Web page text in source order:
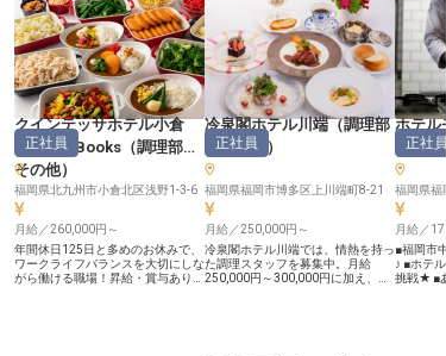
クインテッサホテル小倉
Comic&Books （調理部門
その他）
正社員
福岡県北九州市小倉北区浅野1-3-6
月給／260,000円～
年間休日125日と多めのお休みで、
ワークライフバランスを大切にしな
がら働ける職場！昇給・賞与あり、
冷泉閣ホテル川端（調理部
門その他 ）
正社員
福岡県福岡市博多区上川端町8-21
月給／250,000円～
冷泉閣ホテル川端では、情熱を持っ
た調理スタッフを募集中。月給
250,000円～300,000円に加え、役
ホテル
部門そ
正社員
月給／
■福岡市
♪ ■ホテ
挑戦★ ■